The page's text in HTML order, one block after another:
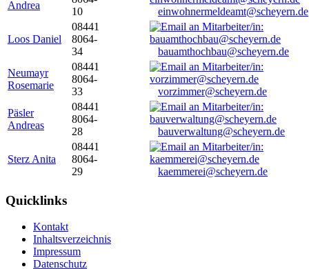
Andrea
10
einwohnermeldeamt@scheyern.de
Loos Daniel
08441
8064-
34
bauamthochbau@scheyern.de
Neumayr
Rosemarie
08441
8064-
33
vorzimmer@scheyern.de
Päsler
Andreas
08441
8064-
28
bauverwaltung@scheyern.de
Sterz Anita
08441
8064-
29
kaemmerei@scheyern.de
Quicklinks
Kontakt
Inhaltsverzeichnis
Impressum
Datenschutz